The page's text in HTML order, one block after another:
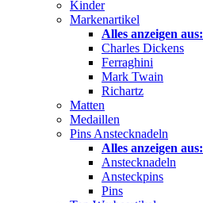
Kinder
Markenartikel
Alles anzeigen aus:
Charles Dickens
Ferraghini
Mark Twain
Richartz
Matten
Medaillen
Pins Anstecknadeln
Alles anzeigen aus:
Anstecknadeln
Ansteckpins
Pins